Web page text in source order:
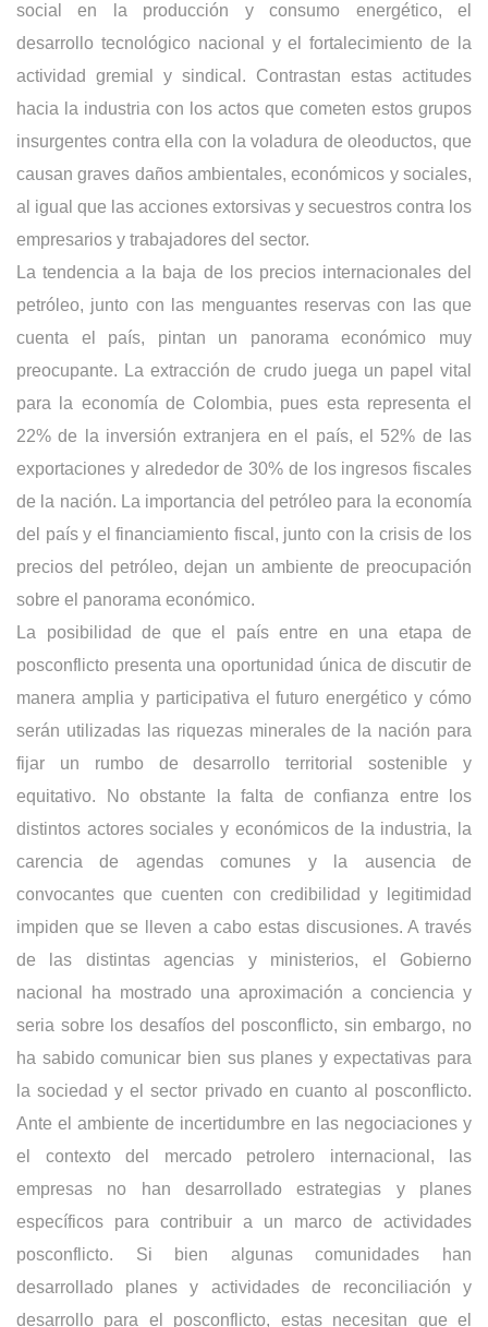
social en la producción y consumo energético, el
desarrollo tecnológico nacional y el fortalecimiento de la
actividad gremial y sindical. Contrastan estas actitudes
hacia la industria con los actos que cometen estos grupos
insurgentes contra ella con la voladura de oleoductos, que
causan graves daños ambientales, económicos y sociales,
al igual que las acciones extorsivas y secuestros contra los
empresarios y trabajadores del sector.
La tendencia a la baja de los precios internacionales del
petróleo, junto con las menguantes reservas con las que
cuenta el país, pintan un panorama económico muy
preocupante. La extracción de crudo juega un papel vital
para la economía de Colombia, pues esta representa el
22% de la inversión extranjera en el país, el 52% de las
exportaciones y alrededor de 30% de los ingresos fiscales
de la nación. La importancia del petróleo para la economía
del país y el financiamiento fiscal, junto con la crisis de los
precios del petróleo, dejan un ambiente de preocupación
sobre el panorama económico.
La posibilidad de que el país entre en una etapa de
posconflicto presenta una oportunidad única de discutir de
manera amplia y participativa el futuro energético y cómo
serán utilizadas las riquezas minerales de la nación para
fijar un rumbo de desarrollo territorial sostenible y
equitativo. No obstante la falta de confianza entre los
distintos actores sociales y económicos de la industria, la
carencia de agendas comunes y la ausencia de
convocantes que cuenten con credibilidad y legitimidad
impiden que se lleven a cabo estas discusiones. A través
de las distintas agencias y ministerios, el Gobierno
nacional ha mostrado una aproximación a conciencia y
seria sobre los desafíos del posconflicto, sin embargo, no
ha sabido comunicar bien sus planes y expectativas para
la sociedad y el sector privado en cuanto al posconflicto.
Ante el ambiente de incertidumbre en las negociaciones y
el contexto del mercado petrolero internacional, las
empresas no han desarrollado estrategias y planes
específicos para contribuir a un marco de actividades
posconflicto. Si bien algunas comunidades han
desarrollado planes y actividades de reconciliación y
desarrollo para el posconflicto, estas necesitan que el